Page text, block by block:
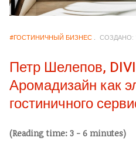
#ГОСТИНИЧНЫЙ БИЗНЕС СОЗДАНО:
Петр Шелепов,
Аромадизайн как
гостиничного
(Reading time: 3 - 6 minutes)